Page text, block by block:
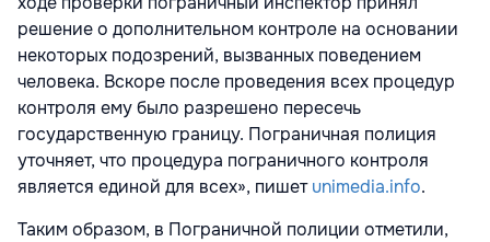
решение о дополнительном контроле на основании
некоторых подозрений, вызванных поведением
человека. Вскоре после проведения всех процедур
контроля ему было разрешено пересечь
государственную границу. Пограничная полиция
уточняет, что процедура пограничного контроля
является единой для всех», пишетunimedia.info.
Таким образом, в Пограничной полиции отметили,